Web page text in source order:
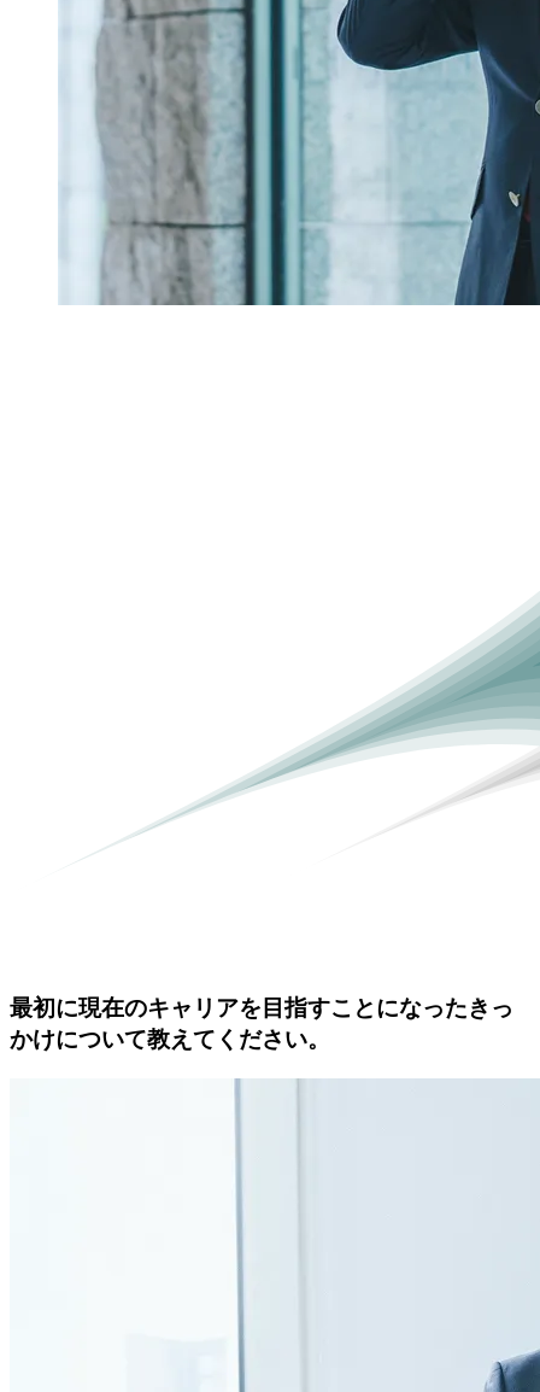
最初に現在のキャリアを目指すことになったきっ
かけについて教えてください。